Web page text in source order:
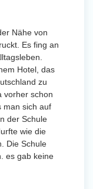
Nähe von
Es fing an
Hotel, das
zu
vorher schon
man sich auf
der Schule
wie die
Die Schule
es gab keine